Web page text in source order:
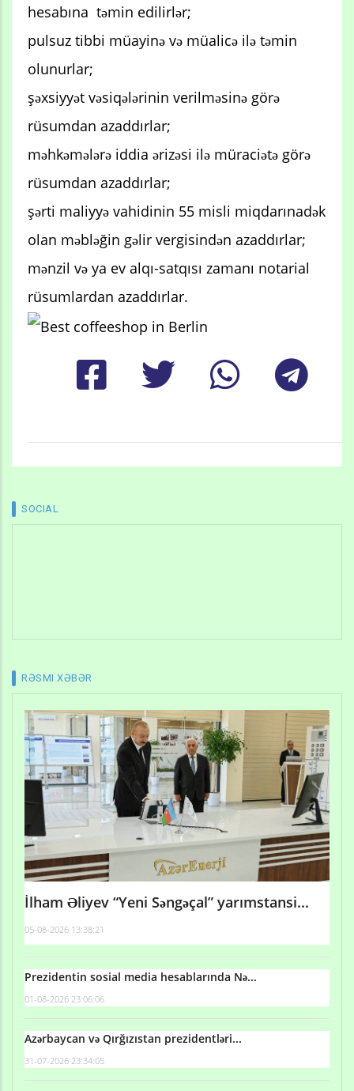
hesabına təmin edilirlər;
pulsuz tibbi müayinə və müalicə ilə təmin
olunurlar;
şəxsiyyət vəsiqələrinin verilməsinə görə
rüsumdan azaddırlar;
məhkəmələrə iddia ərizəsi ilə müraciətə görə
rüsumdan azaddırlar;
şərti maliyyə vahidinin 55 misli miqdarınadək
olan məbləğin gəlir vergisindən azaddırlar;
mənzil və ya ev alqı-satqısı zamanı notarial
rüsumlardan azaddırlar.
SOCIAL
RƏSMI XƏBƏR
İlham Əliyev “Yeni Səngəçal” yarımstansi...
05-08-2026 13:38:21
Prezidentin sosial media hesablarında Nə...
01-08-2026 23:06:06
Azərbaycan və Qırğızıstan prezidentləri...
31-07-2026 23:34:05